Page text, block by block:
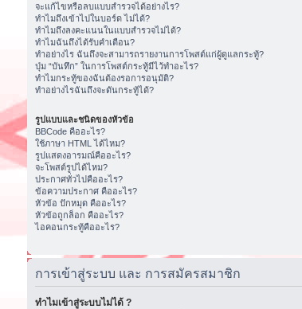
จะแก้ไขหรือลบแบบสำรวจได้อย่างไร?
ทำไมถึงเข้าไปในบอร์ด ไม่ได้?
ทำไมถึงลงคะแนนในแบบสำรวจไม่ได้?
ทำไมฉันถึงได้รับคำเตือน?
ทำอย่างไร ฉันถึงจะสามารถรายงานการโพสต์แก่ผู้ดูแลกระทู้?
ปุ่ม “บันทึก” ในการโพสต์กระทู้มีไว้ทำอะไร?
ทำไมกระทู้ของฉันต้องรอการอนุมัติ?
ทำอย่างไรฉันถึงจะดันกระทู้ได้?
รูปแบบและชนิดของหัวข้อ
BBCode คืออะไร?
ใช้ภาษา HTML ได้ไหม?
รูปแสดงอารมณ์คืออะไร?
จะโพสต์รูปได้ไหม?
ประกาศทั่วไปคืออะไร?
ข้อความประกาศ คืออะไร?
หัวข้อ ปักหมุด คืออะไร?
หัวข้อถูกล็อก คืออะไร?
ไอคอนกระทู้คืออะไร?
การเข้าสู่ระบบ และ การสมัครสมาชิก
ทำไมเข้าสู่ระบบไม่ได้ ?